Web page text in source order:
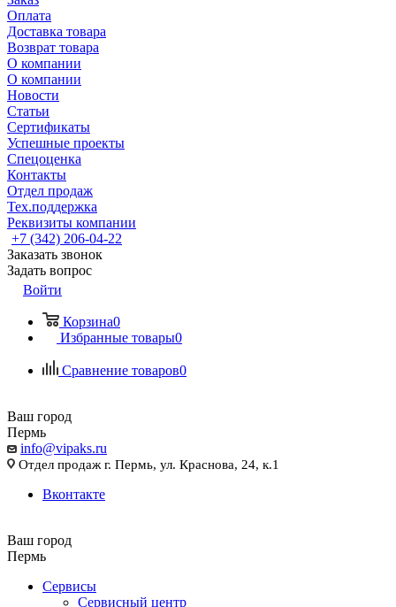
Оплата
Доставка товара
Возврат товара
О компании
О компании
Новости
Статьи
Сертификаты
Успешные проекты
Спецоценка
Контакты
Отдел продаж
Тех.поддержка
Реквизиты компании
+7 (342) 206-04-22
Заказать звонок
Задать вопрос
Войти
Корзина0
Избранные товары0
Сравнение товаров0
Ваш город
Пермь
info@vipaks.ru
Отдел продаж г. Пермь, ул. Краснова, 24, к.1
Вконтакте
Ваш город
Пермь
Сервисы
Сервисный центр